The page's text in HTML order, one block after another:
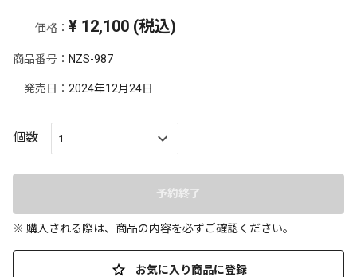
価格： ¥ 12,100 (税込)
商品番号： NZS-987
発売日： 2024年12月24日
個数
予約終了
※ 購入される際は、商品の内容を必ずご確認ください。
お気に入り商品に登録